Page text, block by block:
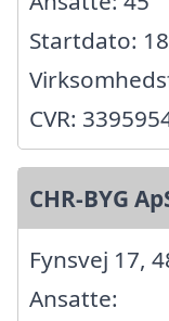
Startdato:
CVR:
CHR-BYG
Fynsvej 17,
Ansatte: